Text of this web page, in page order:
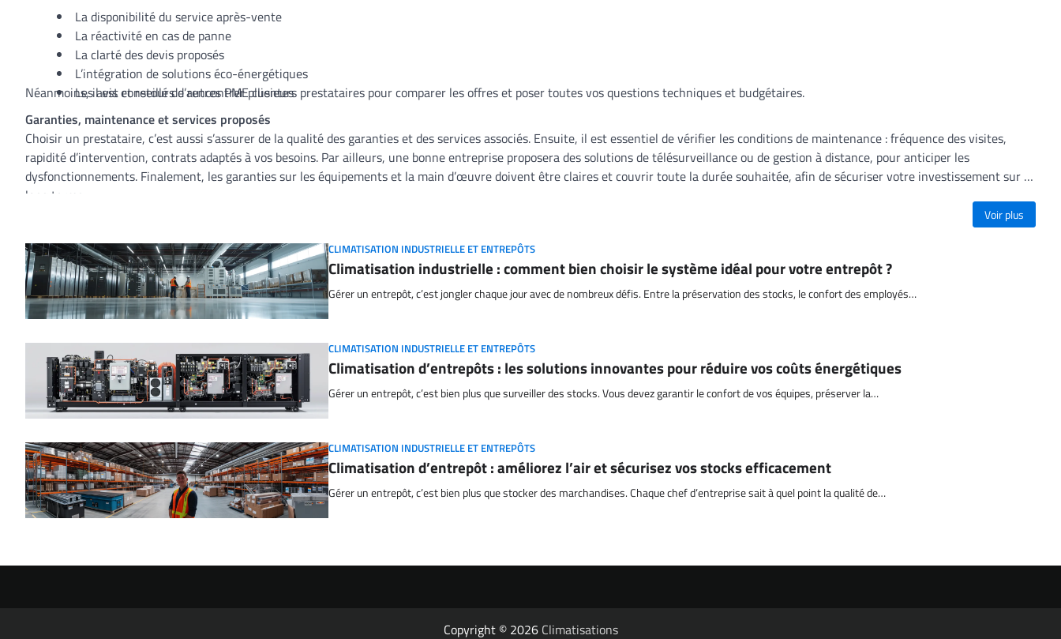
La disponibilité du service après-vente
La réactivité en cas de panne
La clarté des devis proposés
L’intégration de solutions éco-énergétiques
Les avis et retours d’autres PME clientes
Néanmoins, il est conseillé de rencontrer plusieurs prestataires pour comparer les offres et poser toutes vos questions techniques et budgétaires.
Garanties, maintenance et services proposés
Choisir un prestataire, c’est aussi s’assurer de la qualité des garanties et des services associés. Ensuite, il est essentiel de vérifier les conditions de maintenance : fréquence des visites,
rapidité d’intervention, contrats adaptés à vos besoins. Par ailleurs, une bonne entreprise proposera des solutions de télésurveillance ou de gestion à distance, pour anticiper les
dysfonctionnements. Finalement, les garanties sur les équipements et la main d’œuvre doivent être claires et couvrir toute la durée souhaitée, afin de sécuriser votre investissement sur le
long terme.
Voir plus
CLIMATISATION INDUSTRIELLE ET ENTREPÔTS
Climatisation industrielle : comment bien choisir le système idéal pour votre entrepôt ?
Gérer un entrepôt, c’est jongler chaque jour avec de nombreux défis. Entre la préservation des stocks, le confort des employés…
CLIMATISATION INDUSTRIELLE ET ENTREPÔTS
Climatisation d’entrepôts : les solutions innovantes pour réduire vos coûts énergétiques
Gérer un entrepôt, c’est bien plus que surveiller des stocks. Vous devez garantir le confort de vos équipes, préserver la…
CLIMATISATION INDUSTRIELLE ET ENTREPÔTS
Climatisation d’entrepôt : améliorez l’air et sécurisez vos stocks efficacement
Gérer un entrepôt, c’est bien plus que stocker des marchandises. Chaque chef d’entreprise sait à quel point la qualité de…
Copyright © 2026 Climatisations